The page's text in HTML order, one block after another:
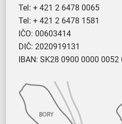
Tel: + 421 2 6478 0065
Tel: + 421 2 6478 1581
IČO: 00603414
DIČ: 2020919131
IBAN: SK28 0900 0000